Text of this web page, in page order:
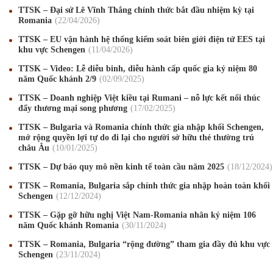
TTSK – Đại sứ Lê Vĩnh Thắng chính thức bắt đầu nhiệm kỳ tại
Romania
22/04/2026
TTSK – EU vận hành hệ thống kiểm soát biên giới điện tử EES tại
khu vực Schengen
11 /04/2026
TTSK – Video: Lễ diễu binh, diễu hành cấp quốc gia kỷ niệm 80
năm Quốc khánh 2/9
02/09/2025
TTSK – Doanh nghiệp Việt kiều tại Rumani – nỗ lực kết nối thúc
đẩy thương mại song phương
17/02/2025
TTSK – Bulgaria và Romania chính thức gia nhập khối Schengen,
mở rộng quyền lợi tự do đi lại cho người sở hữu thẻ thường trú
châu Âu
10/01 /2025
TTSK – Dự báo quy mô nền kinh tế toàn cầu năm 2025 18/12/2024
TTSK – Romania, Bulgaria sắp chính thức gia nhập hoàn toàn khối
Schengen
12/12/2024
TTSK – Gặp gỡ hữu nghị Việt Nam-Romania nhân kỷ niệm 106
năm Quốc khánh Romania
30/11 /2024
TTSK – Romania, Bulgaria “rộng đường” tham gia đầy đủ khu vực
Schengen
23/11 /2024
Mừng Xuân Canh Tý 2020
Chúc mừng Giáng sinh và Năm mới 2020
Mừng Xuân Kỷ Hợi 2019 /02/2019